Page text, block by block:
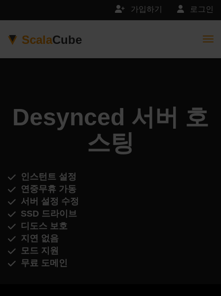
로그인
가입하기
ScalaCube
Desynced 서버 호
스팅
인스턴트 설정
연중무휴 가동
서버 설정 수정
SSD 드라이브
디도스 보호
지연 없음
모드 지원
무료 도메인